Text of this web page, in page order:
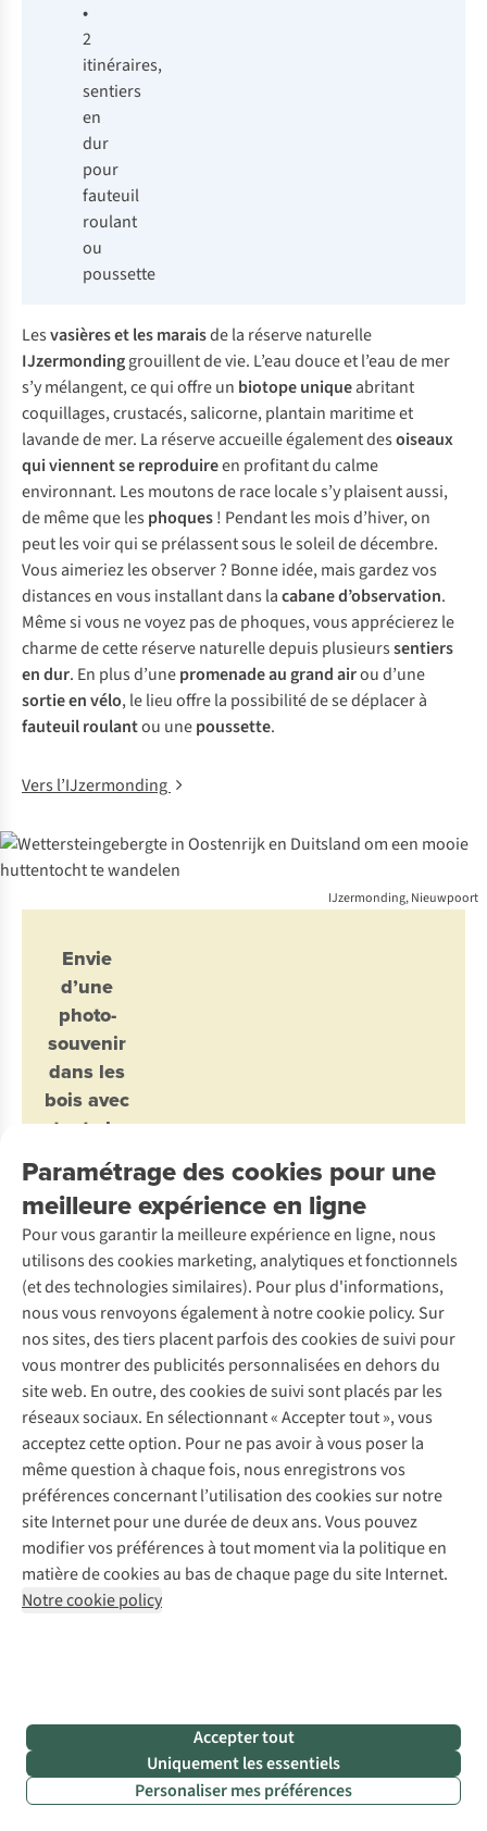
•
2
itinéraires,
sentiers
en
dur
pour
fauteuil
roulant
ou
poussette
Lesvasières et les maraisde la réserve naturelle
IJzermondinggrouillent de vie. L’eau douce et l’eau de mer
s’y mélangent, ce qui offre un biotope uniqueabritant
coquillages, crustacés, salicorne, plantain maritime et
lavande de mer. La réserve accueille également desoiseaux
qui viennent se reproduireen profitant du calme
environnant. Les moutons de race locale s’y plaisent aussi,
de même que les phoques! Pendant les mois d’hiver, on
peut les voir qui se prélassent sous le soleil de décembre.
Vous aimeriez les observer ? Bonne idée, mais gardez vos
distances en vous installant dans lacabane d’observation.
Même si vous ne voyez pas de phoques, vous apprécierez le
charme de cette réserve naturelle depuis plusieurssentiers
en dur. En plus d’unepromenade au grand airou d’une
sortie en vélo, le lieu offre la possibilité de se déplacer à
fauteuil roulantou unepoussette.
Vers l’IJzermonding
IJzermonding, Nieuwpoort
Envie
d’une
photo-
souvenir
dans les
bois avec
toute la
famille ?
Invitez
vos
enfants
à faire
une
randonnée
palpitante !
>
Brabant flamand et Bruxelles
Averbode Bos en Heide
•
à
les
bruyères
Paramétrage des cookies pour une
meilleure expérience en ligne
Pour vous garantir la meilleure expérience en ligne, nous
utilisons des cookies marketing, analytiques et fonctionnels
(et des technologies similaires). Pour plus d'informations,
nous vous renvoyons également à notre cookie policy. Sur
nos sites, des tiers placent parfois des cookies de suivi pour
vous montrer des publicités personnalisées en dehors du
site web. En outre, des cookies de suivi sont placés par les
réseaux sociaux. En sélectionnant « Accepter tout », vous
acceptez cette option. Pour ne pas avoir à vous poser la
même question à chaque fois, nous enregistrons vos
préférences concernant l’utilisation des cookies sur notre
site Internet pour une durée de deux ans. Vous pouvez
modifier vos préférences à tout moment via la politique en
matière de cookies au bas de chaque page du site Internet.
Notre cookie policy
Accepter tout
Uniquement les essentiels
Personaliser mes préférences